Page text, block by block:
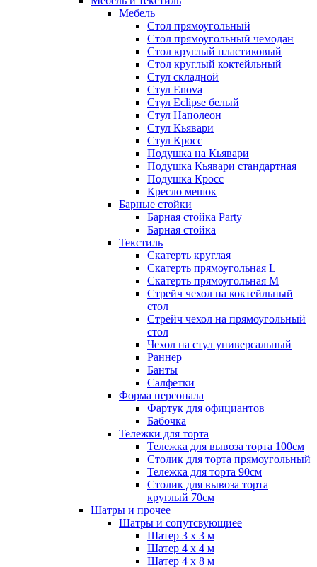
Мебель
Стол прямоугольный
Стол прямоугольный чемодан
Стол круглый пластиковый
Стол круглый коктейльный
Стул складной
Стул Enova
Стул Eclipse белый
Стул Наполеон
Стул Кьявари
Стул Кросс
Подушка на Кьявари
Подушка Кьявари стандартная
Подушка Кросс
Кресло мешок
Барные стойки
Барная стойка Party
Барная стойка
Текстиль
Скатерть круглая
Скатерть прямоугольная L
Скатерть прямоугольная M
Стрейч чехол на коктейльный
стол
Стрейч чехол на прямоугольный
стол
Чехол на стул универсальный
Раннер
Банты
Салфетки
Форма персонала
Фартук для официантов
Бабочка
Тележки для торта
Тележка для вывоза торта 100см
Столик для торта прямоугольный
Тележка для торта 90см
Столик для вывоза торта
круглый 70см
Шатры и прочее
Шатры и сопутсвующиее
Шатер 3 х 3 м
Шатер 4 х 4 м
Шатер 4 х 8 м